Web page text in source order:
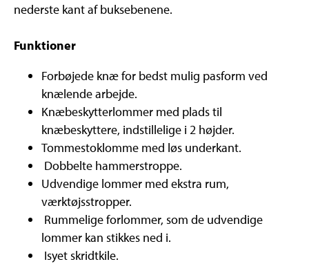
nederste kant af buksebenene.
Funktioner
Forbøjede knæ for bedst mulig pasform ved
knælende arbejde.
Knæbeskytterlommer med plads til
knæbeskyttere, indstillelige i 2 højder.
Tommestoklomme med løs underkant.
Dobbelte hammerstroppe.
Udvendige lommer med ekstra rum,
værktøjsstropper.
Rummelige forlommer, som de udvendige
lommer kan stikkes ned i.
Isyet skridtkile.